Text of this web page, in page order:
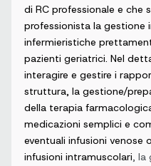
di RC professionale e che
professionista la
infermieristiche
pazienti geriatrici. Nel
interagire e gestire i
struttura, la gestione/
della terapia
medicazioni semplici e
eventuali infusioni venose
infusioni intramuscolari, la